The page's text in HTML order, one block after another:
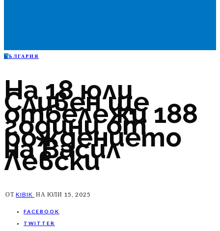
Б ЪЛГАРИЯ
На 18 юли
Сливен ще
отбележи 188
години от
рождението
на Васил
Левски
ОТ KIBIK НА ЮЛИ 15, 2025
FACEBOOK
TWITTER